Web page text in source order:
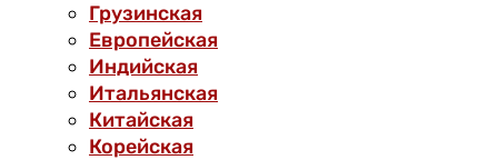
Грузинская
Европейская
Индийская
Итальянская
Китайская
Корейская